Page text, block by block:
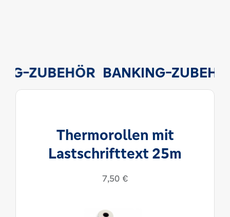
ZUBEHÖR BANKING-
Thermorollen mit
Lastschrifttext 25m
7,50 €